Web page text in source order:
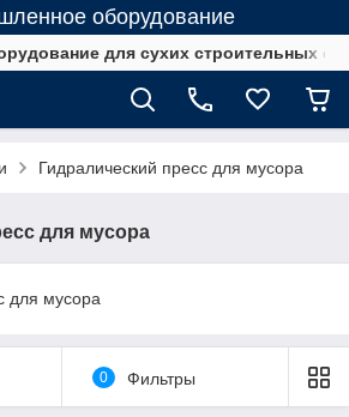
оборудование
для сухих строительных
Гидралический пресс для мусора
для мусора
для мусора
0 Фильтры